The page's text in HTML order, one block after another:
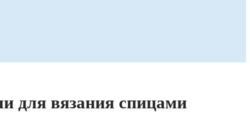
для вязания спицами